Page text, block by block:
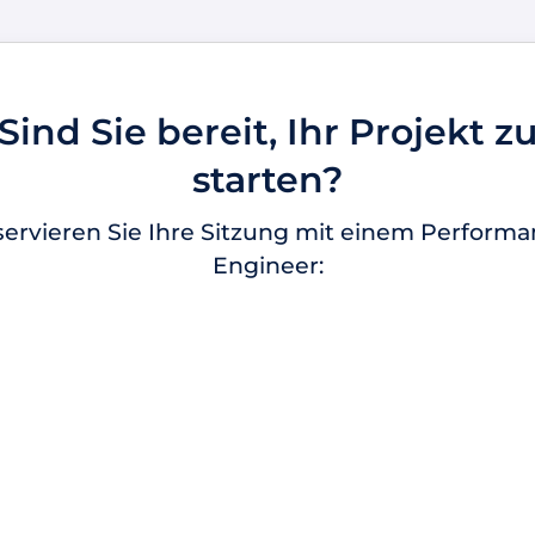
Sie bereit, Ihr Projekt zu
starten?
Sie Ihre Sitzung mit einem
Engineer: